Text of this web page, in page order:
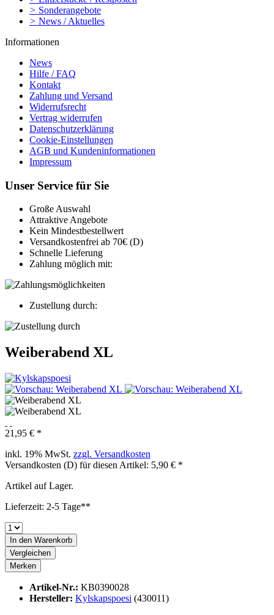
> Sonderangebote
> News / Aktuelles
Informationen
News
Hilfe / FAQ
Kontakt
Zahlung und Versand
Widerrufsrecht
Vertrag widerrufen
Datenschutzerklärung
Cookie-Einstellungen
AGB und Kundeninformationen
Impressum
Unser Service für Sie
Große Auswahl
Attraktive Angebote
Kein Mindestbestellwert
Versandkostenfrei ab 70€ (D)
Schnelle Lieferung
Zahlung möglich mit:
Zustellung durch:
Weiberabend XL
21,95 € *
inkl. 19% MwSt. zzgl. Versandkosten
Versandkosten (D) für diesen Artikel: 5,90 € *
Artikel auf Lager.
Lieferzeit: 2-5 Tage**
In den Warenkorb
Vergleichen
Merken
Artikel-Nr.: KB0390028
Hersteller: Kylskapspoesi (430011)